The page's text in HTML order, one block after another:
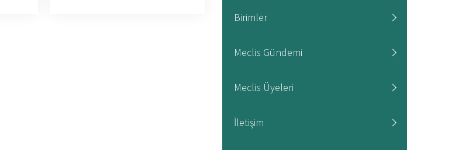
Birimler
Meclis Gündemi
Meclis Üyeleri
İletişim